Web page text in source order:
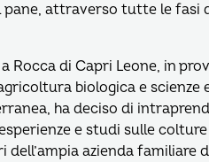
attraverso tutte le fasi
Rocca di Capri Leone, in
biologica e scienze
ha deciso di
e studi sulle
azienda familiare